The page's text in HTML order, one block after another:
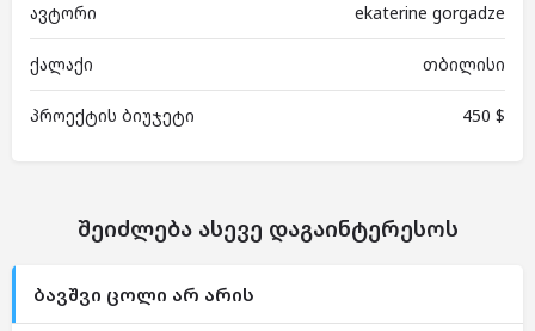
ავტორი
ekaterine gorgadze
ქალაქი თბილისი
პროექტის ბიუჯეტი 450 $
შეიძლება ასევე დაგაინტერესოს
ბავშვი ცოლი არ არის